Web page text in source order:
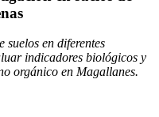
suelos en diferentes
indicadores biológicos y
orgánico en Magallanes.